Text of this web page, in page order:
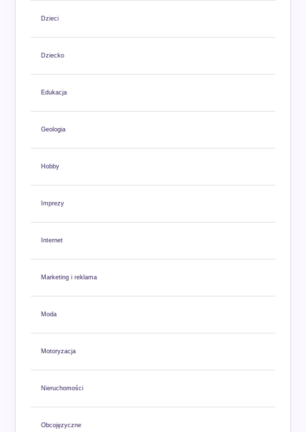
Dzieci
Dziecko
Edukacja
Geologia
Hobby
Imprezy
Internet
Marketing i reklama
Moda
Motoryzacja
Nieruchomości
Obcojęzyczne